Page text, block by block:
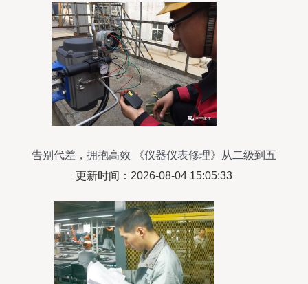
告别代差，拥抱高效 《仪器仪表修理》从二级到五
级的转型升级实践
更新时间：2026-08-04 15:05:33